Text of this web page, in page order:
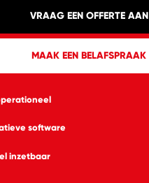
VRAAG EEN OFFERTE AAN
MAAK EEN BELAFSPRAAK
software
inzetbaar